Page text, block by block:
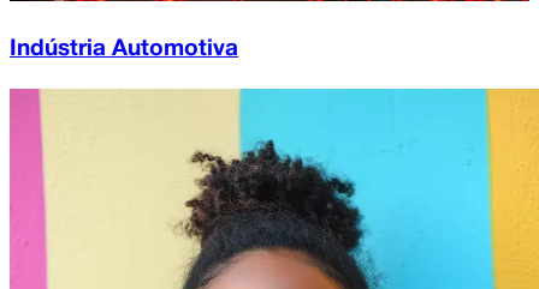
Indústria Automotiva